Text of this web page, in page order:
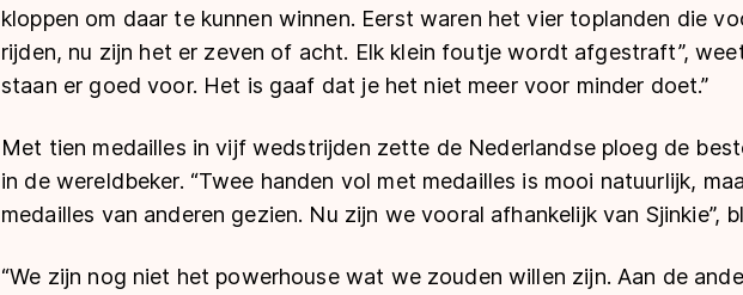
kloppen om daar te kunnen winnen. Eerst waren het vier toplanden die
rijden, nu zijn het er zeven of acht. Elk klein foutje wordt afgestraft”,
staan er goed voor. Het is gaaf dat je het niet meer voor minder doet.”
Met tien medailles in vijf wedstrijden zette de Nederlandse ploeg de
in de wereldbeker. “Twee handen vol met medailles is mooi natuurlijk,
medailles van anderen gezien. Nu zijn we vooral afhankelijk van Sjinkie”,
“We zijn nog niet het powerhouse wat we zouden willen zijn. Aan de